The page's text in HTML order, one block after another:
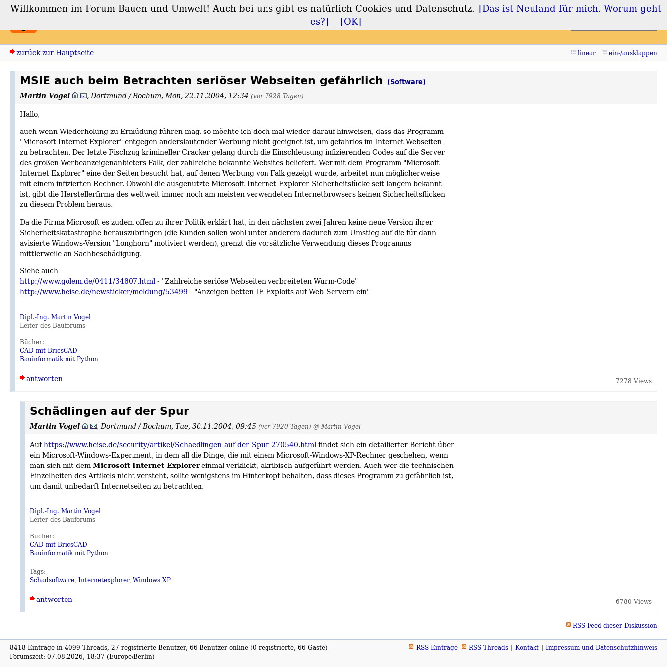
Forum Bauen und Umwelt Login Registrieren
zurück zur Hauptseite linear ein-/ausklappen
MSIE auch beim Betrachten seriöser Webseiten gefährlich (Software)
Martin Vogel ,Dortmund / Bochum,Mon, 22.11.2004, 12:34 (vor 7928 Tagen)
Hallo,
auch wenn Wiederholung zu Ermüdung führen mag, so möchte ich doch mal wieder darauf hinweisen, dass das Programm
"Microsoft Internet Explorer" entgegen anderslautender Werbung nicht geeignet ist, um gefahrlos im Internet Webseiten
zu betrachten. Der letzte Fischzug krimineller Cracker gelang durch die Einschleusung infizierenden Codes auf die Server
des großen Werbeanzeigenanbieters Falk, der zahlreiche bekannte Websites beliefert. Wer mit dem Programm "Microsoft
Internet Explorer" eine der Seiten besucht hat, auf denen Werbung von Falk gezeigt wurde, arbeitet nun möglicherweise
mit einem infizierten Rechner. Obwohl die ausgenutzte Microsoft-Internet-Explorer-Sicherheitslücke seit langem bekannt
ist, gibt die Herstellerfirma des weltweit immer noch am meisten verwendeten Internetbrowsers keinen Sicherheitsflicken
zu diesem Problem heraus.
Da die Firma Microsoft es zudem offen zu ihrer Politik erklärt hat, in den nächsten zwei Jahren keine neue Version ihrer
Sicherheitskatastrophe herauszubringen (die Kunden sollen wohl unter anderem dadurch zum Umstieg auf die für dann
avisierte Windows-Version "Longhorn" motiviert werden), grenzt die vorsätzliche Verwendung dieses Programms
mittlerweile an Sachbeschädigung.
Siehe auch
http://www.golem.de/0411/34807.html- "Zahlreiche seriöse Webseiten verbreiteten Wurm-Code"
http://www.heise.de/newsticker/meldung/53499 - "Anzeigen betten IE-Exploits auf Web-Servern ein"
--
Dipl.-Ing. Martin Vogel
Leiter des Bauforums
Bücher:
CAD mit BricsCAD
Bauinformatik mit Python
antworten 7278 Views
Schädlingen auf der Spur
Martin Vogel ,Dortmund / Bochum,Tue, 30.11.2004, 09:45 (vor 7920 Tagen) @ Martin Vogel
Aufhttps://www.heise.de/security/artikel/Schaedlingen-auf-der-Spur-270540.htmlfindet sich ein detailierter Bericht über
ein Microsoft-Windows-Experiment, in dem all die Dinge, die mit einem Microsoft-Windows-XP-Rechner geschehen, wenn
man sich mit demMicrosoft Internet Explorereinmal verklickt, akribisch aufgeführt werden. Auch wer die technischen
Einzelheiten des Artikels nicht versteht, sollte wenigstens im Hinterkopf behalten, dass dieses Programm zu gefährlich ist,
um damit unbedarft Internetseiten zu betrachten.
--
Dipl.-Ing. Martin Vogel
Leiter des Bauforums
Bücher:
CAD mit BricsCAD
Bauinformatik mit Python
Tags:
Schadsoftware, Internetexplorer, Windows XP
antworten 6780 Views
RSS-Feed dieser Diskussion
8418 Einträge in 4099 Threads, 27 registrierte Benutzer, 66 Benutzer online (0 registrierte, 66 Gäste)
Forumszeit: 07.08.2026, 18:37 (Europe/Berlin)
RSS Einträge RSS Threads Kontakt Impressum und Datenschutzhinweis
Willkommen im Forum Bauen und Umwelt! Auch bei uns gibt es natürlich Cookies und Datenschutz. [Das ist Neuland für mich. Worum geht
es?]
[OK]